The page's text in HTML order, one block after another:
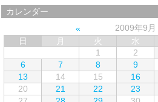
カレンダー
2009年9月
日
月 火 水
1
2
6
7 8 9
13
14 15 16
20
21 22 23